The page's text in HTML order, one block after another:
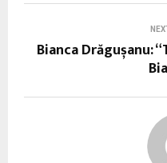
Bianca Drăgușanu: